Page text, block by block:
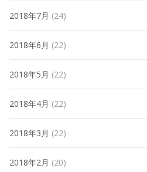
2018年7月 (24)
2018年6月 (22)
2018年5月 (22)
2018年4月 (22)
2018年3月 (22)
2018年2月 (20)